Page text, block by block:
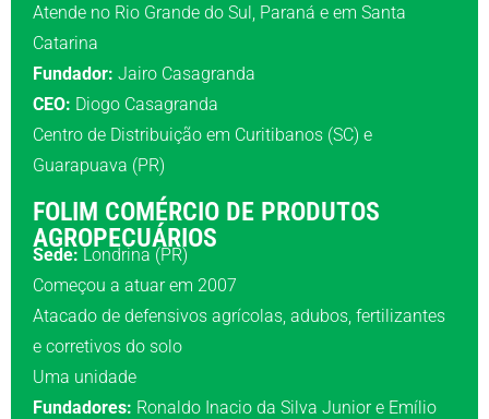
Atende no Rio Grande do Sul, Paraná e em Santa
Catarina
Fundador: Jairo Casagranda
CEO: Diogo Casagranda
Centro de Distribuição em Curitibanos (SC) e
Guarapuava (PR)
FOLIM COMÉRCIO DE PRODUTOS
AGROPECUÁRIOS
Sede: Londrina (PR)
Começou a atuar em 2007
Atacado de defensivos agrícolas, adubos, fertilizantes
e corretivos do solo
Uma unidade
Fundadores: Ronaldo Inacio da Silva Junior e Emílio